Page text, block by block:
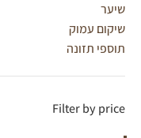
שיער
שיקום עמוק
תוספי תזונה
Filter by price